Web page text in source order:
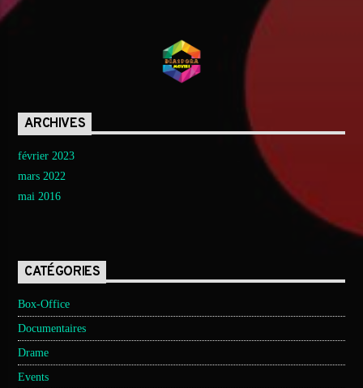
ARCHIVES
février 2023
mars 2022
mai 2016
CATÉGORIES
Box-Office
Documentaires
Drame
Events